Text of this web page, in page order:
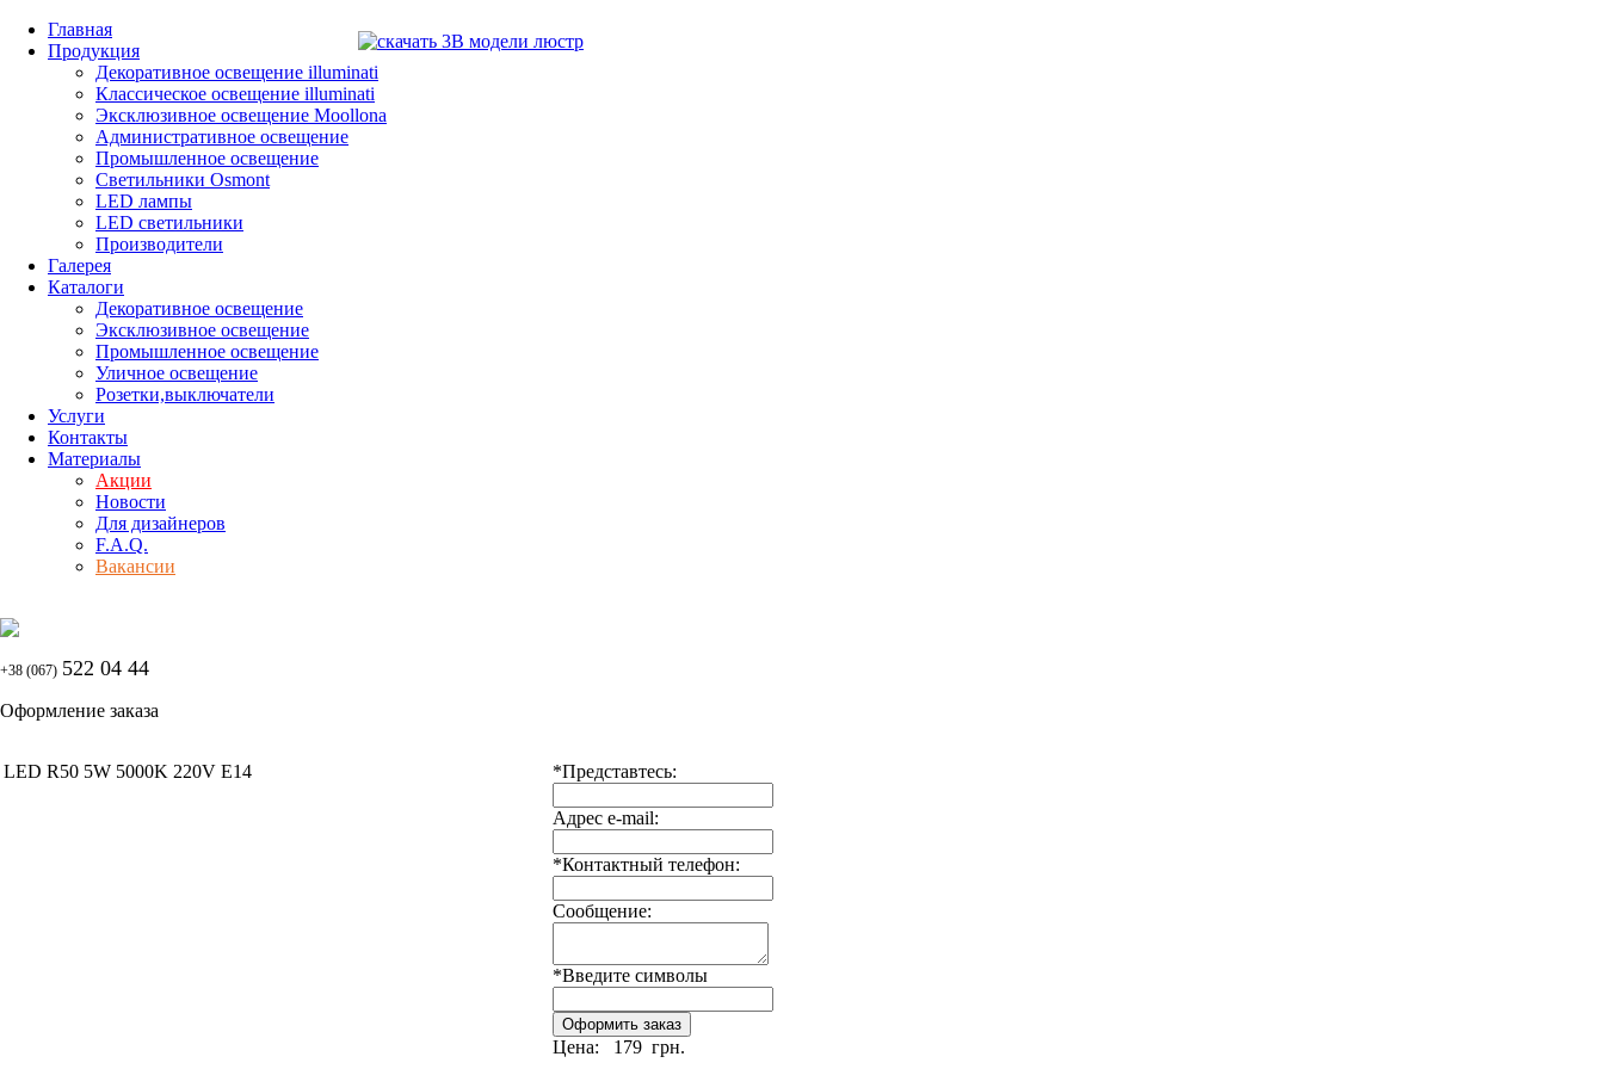
Главная
Продукция
Декоративное освещение illuminati
Классическое освещение illuminati
Эксклюзивное освещение Moollona
Административное освещение
Промышленное освещение
Светильники Osmont
LED лампы
LED светильники
Производители
Галерея
Каталоги
Декоративное освещение
Эксклюзивное освещение
Промышленное освещение
Уличное освещение
Розетки,выключатели
Услуги
Контакты
Материалы
Акции
Новости
Для дизайнеров
F.A.Q.
Вакансии
+38 (067) 522 04 44
Оформление заказа
LED R50 5W 5000K 220V E14 *Представтесь:
Адрес e-mail:
*Контактный телефон:
Сообщение:
*Введите символы
Цена: 179 грн.